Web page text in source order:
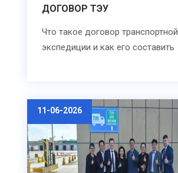
ДОГОВОР ТЭУ
Что такое договор транспортной
экспедиции и как его составить
11-06-2026